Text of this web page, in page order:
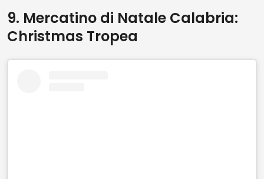
9. Mercatino di Natale Calabria:
Christmas Tropea